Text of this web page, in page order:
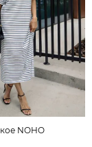
NOHO